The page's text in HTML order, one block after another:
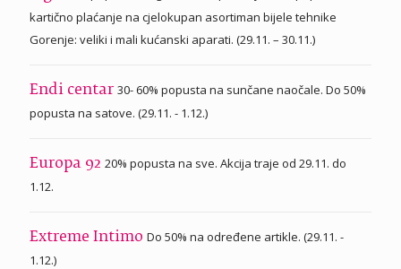
kartično plaćanje na cjelokupan asortiman bijele tehnike
Gorenje: veliki i mali kućanski aparati. (29.11. – 30.11.)
Endi centar 30- 60% popusta na sunčane naočale. Do 50%
popusta na satove. (29.11. - 1.12.)
Europa 92 20% popusta na sve. Akcija traje od 29.11. do
1.12.
Extreme Intimo Do 50% na određene artikle. (29.11. -
1.12.)